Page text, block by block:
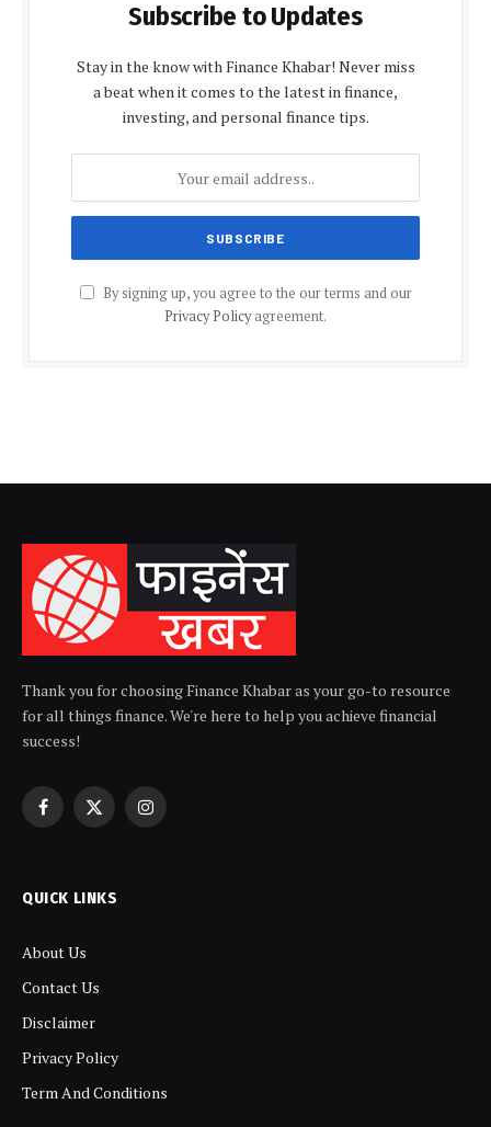
Subscribe to Updates
Stay in the know with Finance Khabar! Never miss
a beat when it comes to the latest in finance,
investing, and personal finance tips.
By signing up, you agree to the our terms and our
Privacy Policyagreement.
Thank you for choosing Finance Khabar as your go-to resource
for all things finance. We're here to help you achieve financial
success!
Facebook
X
Instagram
QUICK LINKS
About Us
Contact Us
Disclaimer
Privacy Policy
Term And Conditions